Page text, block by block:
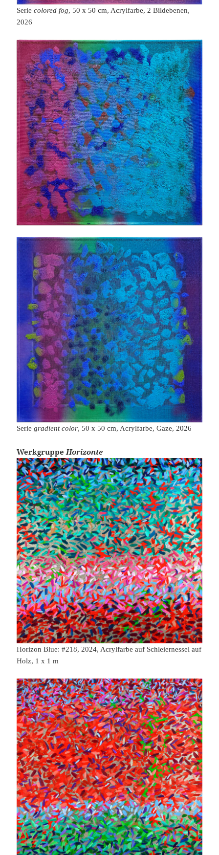
Seriecolored fog, 50 x 50 cm, Acrylfarbe, 2 Bildebenen,
2026
Seriegradient color, 50 x 50 cm, Acrylfarbe, Gaze, 2026
Werkgruppe Horizonte
Horizon Blue: #218, 2024, Acrylfarbe auf Schleiernessel auf
Holz, 1 x 1 m